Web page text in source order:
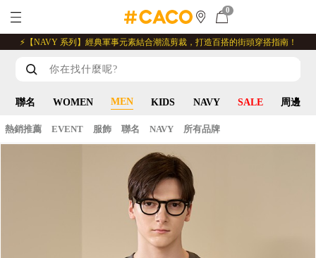
0
⚡【NAVY 系列】經典軍事元素結合潮流剪裁，打造百搭的街頭穿搭指南！
聯名 WOMEN MEN KIDS NAVY SALE 周邊
熱銷推薦 EVENT 服飾 聯名 NAVY 所有品牌